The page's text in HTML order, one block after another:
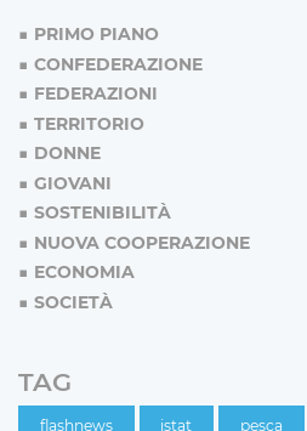
PRIMO PIANO
CONFEDERAZIONE
FEDERAZIONI
TERRITORIO
DONNE
GIOVANI
SOSTENIBILITÀ
NUOVA COOPERAZIONE
ECONOMIA
SOCIETÀ
TAG
flashnews istat pesca